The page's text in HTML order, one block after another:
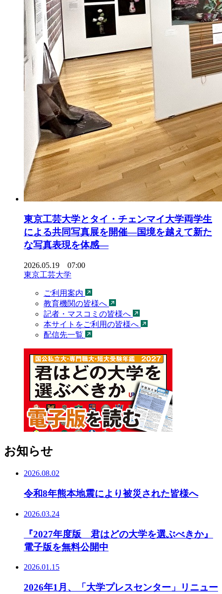
東京工芸大学とタイ・チェンマイ大学両学生
による共同写真展を開催―国境を越えて新た
な写真表現を体感―
2026.05.19 07:00
東京工芸大学
ご利用案内
教育機関の皆様へ
記者・マスコミの皆様へ
本サイトをご利用の皆様へ
配信先一覧
お知らせ
2026.08.02
令和8年熊本地震により被災された皆様へ
2026.03.24
『2027年度版 君はどの大学を選ぶべきか』
電子版を無料公開中
2026.01.15
2026年1月、「大学プレスセンター」リニュー